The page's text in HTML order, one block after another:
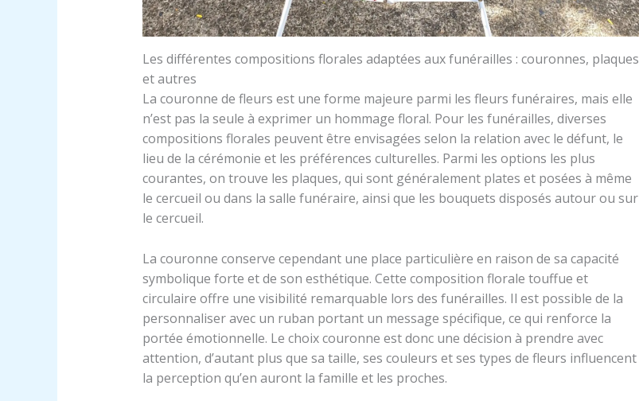
Les différentes compositions florales adaptées aux funérailles : couronnes, plaques
et autres
La couronne de fleurs est une forme majeure parmi les fleurs funéraires, mais elle
n’est pas la seule à exprimer un hommage floral. Pour les funérailles, diverses
compositions florales peuvent être envisagées selon la relation avec le défunt, le
lieu de la cérémonie et les préférences culturelles. Parmi les options les plus
courantes, on trouve les plaques, qui sont généralement plates et posées à même
le cercueil ou dans la salle funéraire, ainsi que les bouquets disposés autour ou sur
le cercueil.
La couronne conserve cependant une place particulière en raison de sa capacité
symbolique forte et de son esthétique. Cette composition florale touffue et
circulaire offre une visibilité remarquable lors des funérailles. Il est possible de la
personnaliser avec un ruban portant un message spécifique, ce qui renforce la
portée émotionnelle. Le choix couronne est donc une décision à prendre avec
attention, d’autant plus que sa taille, ses couleurs et ses types de fleurs influencent
la perception qu’en auront la famille et les proches.